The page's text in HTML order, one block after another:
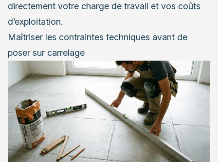
directement votre charge de travail et vos coûts
d’exploitation.
Maîtriser les contraintes techniques avant de
poser sur carrelage